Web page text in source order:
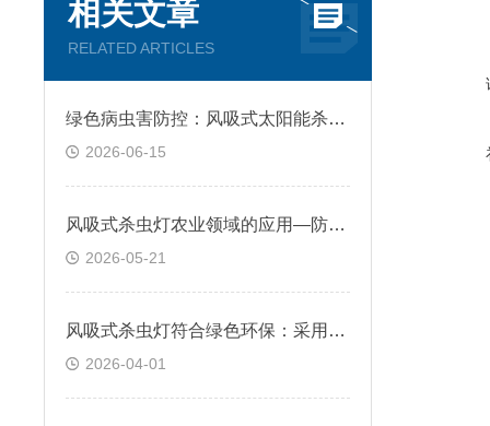
相关文章
RELATED ARTICLES
绿色病虫害防控：风吸式太阳能杀虫灯适配粮食种植、作物培育、生态农业场景
2026-06-15
风吸式杀虫灯农业领域的应用—防控趋光性害虫，减少农药使用
2026-05-21
风吸式杀虫灯符合绿色环保：采用物理方法捕获害虫，不产生化学残留
2026-04-01